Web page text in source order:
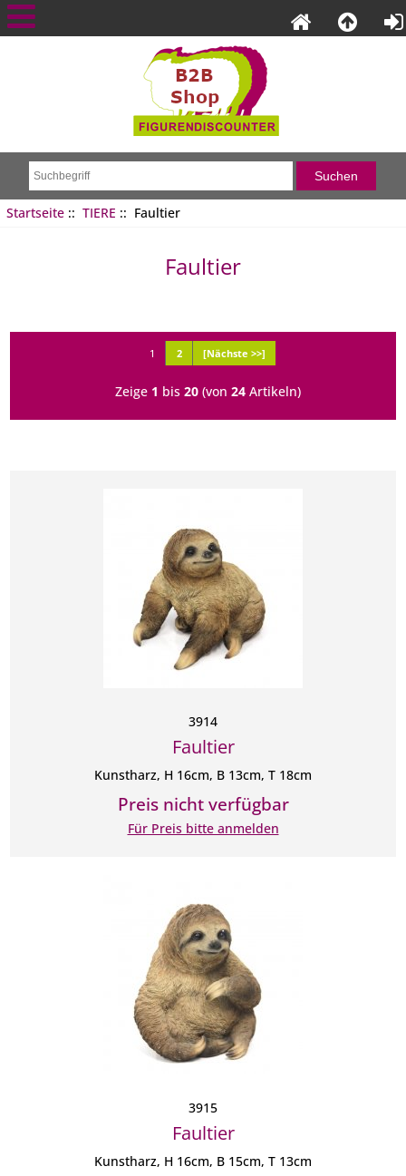
Startseite:: TIERE :: Faultier
Faultier
1 2 [Nächste >>]
Zeige 1 bis 20(von 24Artikeln)
3914
Faultier
Kunstharz, H 16cm, B 13cm, T 18cm
Preis nicht verfügbar
Für Preis bitte anmelden
3915
Faultier
Kunstharz, H 16cm, B 15cm, T 13cm